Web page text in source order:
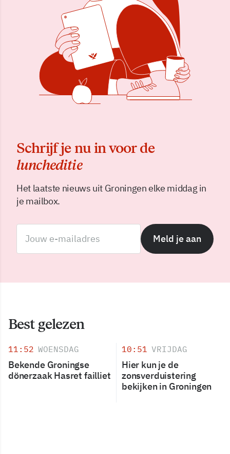
Schrijf je nu in voor de
luncheditie
Het laatste nieuws uit Groningen elke middag in
je mailbox.
Meld je aan
Best gelezen
11:52 WOENSDAG
Bekende Groningse
dönerzaak Hasret failliet
10:51 VRIJDAG
Hier kun je de
zonsverduistering
bekijken in Groningen